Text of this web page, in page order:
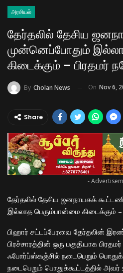
அரசியல்
தேர்தலில் தேசிய
முன்னெப்போதும்
கிடைக்கும் – பிரதமர்
By Cholan News On Nov 6,
Share
-
தேர்தலில் தேசிய ஜனநாயகக்
இல்லாத பெரும்பான்மை கிடைக்கும் –
பிஹார் சட்டப்பேரவை தேர்தலின்
பிரச்சாரத்தின் ஒரு பகுதியாக
ஃபோர்ப்ஸ்கஞ்சில் நடைபெறும் பொதுக்
நடைபெறும் பொதுக்கூட்டத்தில் அவர்